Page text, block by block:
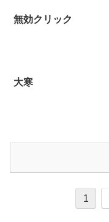
無効クリック
大寒
1